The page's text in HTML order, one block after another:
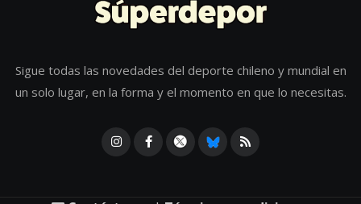
Sigue todas las novedades del deporte chileno y mundial en
un solo lugar, en la forma y el momento en que lo necesitas.